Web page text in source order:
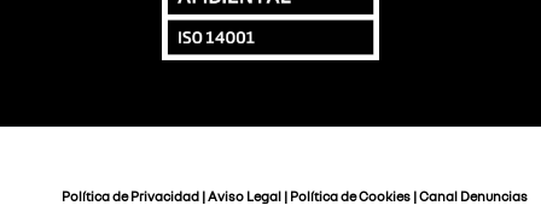
Política de Privacidad |Aviso Legal | Política de Cookies |Canal Denuncias